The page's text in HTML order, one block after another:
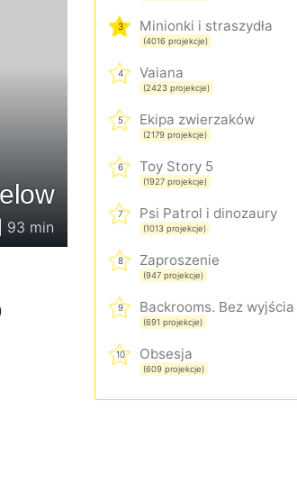
93 min
3 Minionki i straszydła
(4016 projekcje)
4 Vaiana
(2423 projekcje)
5 Ekipa zwierzaków
(2179 projekcje)
6 Toy Story 5
(1927 projekcje)
7 Psi Patrol i dinozaury
(1013 projekcje)
8 Zaproszenie
(947 projekcje)
9
(691 projekcje)
10 Obsesja
(609 projekcje)